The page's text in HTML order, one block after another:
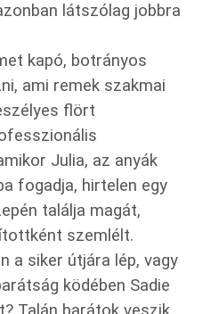
látszólag jobbra
kapó, botrányos
ami remek szakmai
flört
Julia, az anyák
fogadja, hirtelen egy
találja magát,
szemlélt.
a siker útjára lép, vagy
ködében Sadie